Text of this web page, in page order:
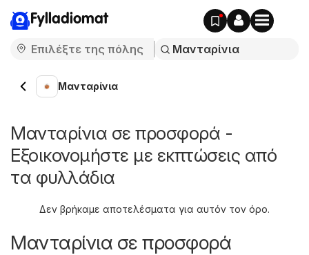
Fylladiomat
Μανταρίνια
Μανταρίνια σε προσφορά -
Εξοικονομήστε με εκπτώσεις από
τα φυλλάδια
Δεν βρήκαμε αποτελέσματα για αυτόν τον όρο.
Μανταρίνια σε προσφορά